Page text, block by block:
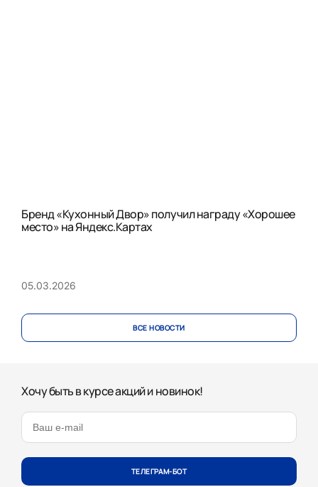
Бренд «Кухонный Двор» получил награду «Хорошее
место» на Яндекс.Картах
05.03.2026
ВСЕ НОВОСТИ
Хочу быть в курсе акций и новинок!
ТЕЛЕГРАМ-БОТ